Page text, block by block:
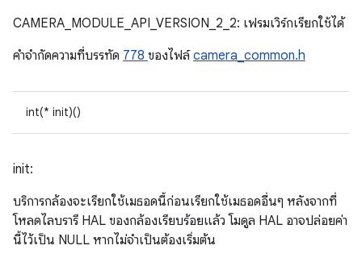
CAMERA_MODULE_API_VERSION_2_2: เฟรมเวิร์กเรียกใช้ได้
คําจํากัดความที่บรรทัด 778 ของไฟล์camera_common.h
int(* init)()
init:
บริการกล้องจะเรียกใช้เมธอดนี้ก่อนเรียกใช้เมธอดอื่นๆ หลังจากที่
โหลดไลบรารี HAL ของกล้องเรียบร้อยแล้ว โมดูล HAL อาจปล่อยค่า
นี้ไว้เป็น NULL หากไม่จําเป็นต้องเริ่มต้น